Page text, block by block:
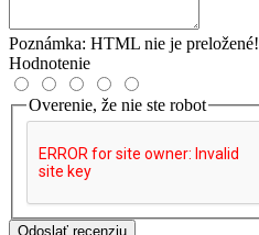
Poznámka: HTML nie je preložené!
Hodnotenie
Overenie, že nie ste robot
Odoslať recenziu